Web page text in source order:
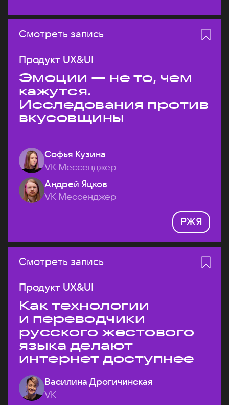
Смотреть запись
Продукт UX&UI
Эмоции — не то, чем
кажутся.
Исследования против
вкусовщины
Софья Кузина
VK Мессенджер
Андрей Яцков
VK Мессенджер
РЖЯ
Смотреть запись
Продукт UX&UI
Как технологии
и переводчики
русского жестового
языка делают
интернет доступнее
Василина Дрогичинская
VK